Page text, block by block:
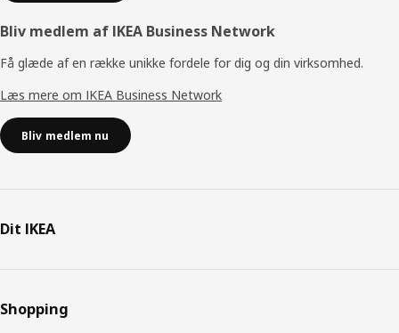
Bliv medlem af IKEA Business Network
Få glæde af en række unikke fordele for dig og din virksomhed.
Læs mere om IKEA Business Network
Bliv medlem nu
Dit IKEA
Shopping